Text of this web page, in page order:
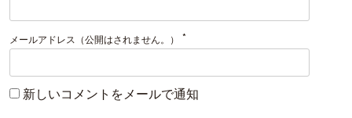
メールアドレス（公開はされません。） *
新しいコメントをメールで通知